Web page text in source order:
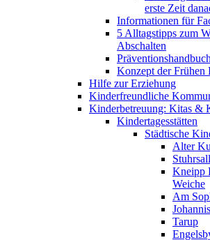
erste Zeit
Informationen für
5 Alltagstipps zum
Abschalten
Präventionshandbuch
Konzept der Frühen
Hilfe zur Erziehung
Kinderfreundliche
Kinderbetreuung: Kitas &
Kindertagesstätten
Städtische
Alter
Kneipp
Weiche
Am
Tarup